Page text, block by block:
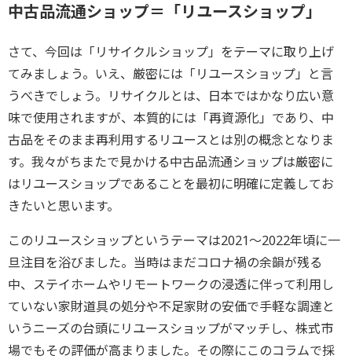
中古品流通ショップ＝「リユースショップ」
さて、今回は「リサイクルショップ」をテーマに取り上げ
てみましょう。いえ、厳密には「リユースショップ」と言
うべきでしょう。リサイクルとは、日本ではかなり広い意
味で使用されますが、本質的には「再資源化」であり、中
古品をそのまま再利用するリユースとは別の概念となりま
す。我々がちまたで見かける中古品流通ショップは厳密に
はリユースショップであることを最初に明確に定義してお
きたいと思います。
このリユースショップというテーマは2021～2022年頃に一
旦注目を浴びました。当時はまだコロナ禍の余韻が残る
中、ステイホームやリモートワークの浸透に伴って利用し
ていない家財道具の処分や不足家財の安価で手軽な調達と
いうニーズの台頭にリユースショップがマッチし、株式市
場でもその評価が高まりました。その際にこのコラムで採